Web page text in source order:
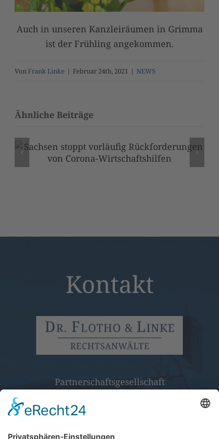
Auch in unseren Kanzleiräumen in Grimma
ist der Frühling angekommen.
Von Frank Linke | Februar 24th, 2021 | NEWS
Ähnliche Beiträge
Kontakt
Partnerschaftsgesellschaft
04668 Grimma
Telefon:(03437) 70 11-0